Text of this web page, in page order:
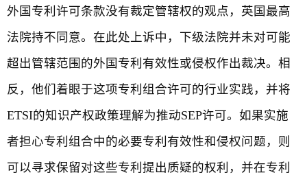
外国专利许可条款没有裁定管辖权的观点，英国最高
法院持不同意。在此处上诉中，下级法院并未对可能
超出管辖范围的外国专利有效性或侵权作出裁决。相
反，他们着眼于这项专利组合许可的行业实践，并将
ETSI的知识产权政策理解为推动SEP许可。如果实施
者担心专利组合中的必要专利有效性和侵权问题，则
可以寻求保留对这些专利提出质疑的权利，并在专利